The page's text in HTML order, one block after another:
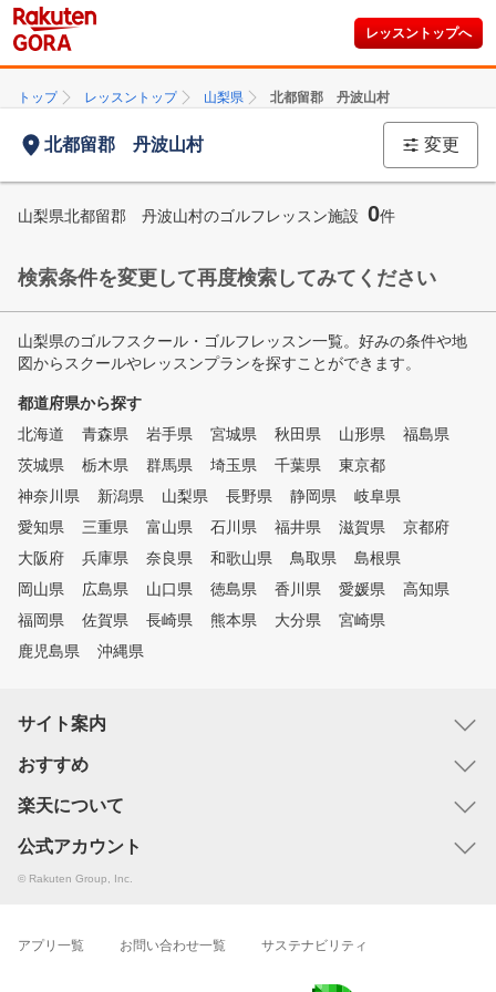
レッスントップへ
トップ レッスントップ 山梨県 北都留郡 丹波山村
北都留郡 丹波山村 変更
山梨県北都留郡 丹波山村のゴルフレッスン施設 0件
検索条件を変更して再度検索してみてください
山梨県のゴルフスクール・ゴルフレッスン一覧。好みの条件や地
図からスクールやレッスンプランを探すことができます。
都道府県から探す
北海道
青森県 岩手県 宮城県 秋田県 山形県
福島県
茨城県
栃木県 群馬県 埼玉県 千葉県
東京都
神奈川県
新潟県 山梨県 長野県 静岡県
岐阜県
愛知県
三重県 富山県 石川県 福井県 滋賀県
京都府
大阪府
兵庫県 奈良県 和歌山県 鳥取県
島根県
岡山県
広島県 山口県 徳島県 香川県 愛媛県
高知県
福岡県
佐賀県 長崎県 熊本県 大分県
宮崎県
鹿児島県
沖縄県
サイト案内
おすすめ
楽天について
公式アカウント
© Rakuten Group, Inc.
アプリ一覧 お問い合わせ一覧 サステナビリティ